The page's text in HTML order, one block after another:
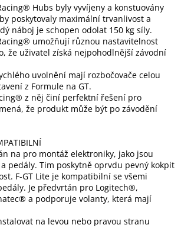
Hubs byly vyvíjeny a konstuovány
poskytovaly maximální trvanlivost a
náboj je schopen odolat 150 kg síly.
umožňují různou nastavitelnost
že uživatel získá nejpohodlnější závodní
uvolnění mají rozbočovače celou
z Formule na GT.
z něj činí perfektní řešení pro
že produkt může být po závodění
na pro montáž elektroniky, jako jsou
pedály. Tim poskytně oprvdu pevný kokpit
F-GT Lite je kompatibilní se všemi
Je předvrtán pro Logitech®,
a podporuje volanty, která mají
na levou nebo pravou stranu